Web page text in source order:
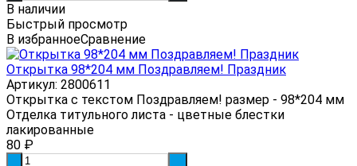
В наличии
Быстрый просмотр
В избранноеСравнение
Открытка 98*204 мм Поздравляем! Праздник
Артикул: 2800611
Открытка с текстом Поздравляем! размер - 98*204 мм
Отделка титульного листа - цветные блестки
лакированные
80 ₽